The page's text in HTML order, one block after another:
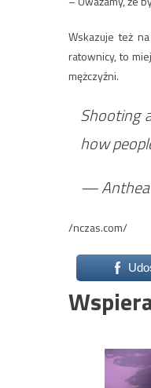
Wskazuje też
ratownicy, to
mężczyźni.
Shooting
how
— Anthea
/nczas.com/